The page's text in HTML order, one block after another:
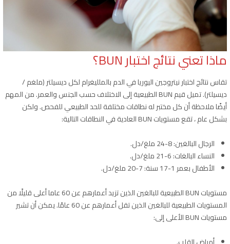
ماذا تعني نتائج اختبار BUN؟
تقاس نتائج اختبار نيتروجين اليوريا في الدم بالملليغرام لكل ديسيلتر (ملغم /
ديسيلتر). تميل قيم BUN الطبيعية إلى الاختلاف حسب الجنس والعمر. من المهم
أيضًا ملاحظة أن كل مختبر له نطاقات مختلفة للحد الطبيعي للفحص. ولكن
بشكل عام ، تقع مستويات BUN العادية في النطاقات التالية:
الرجال البالغين: 8-24 ملغ/دل.
النساء البالغات: 6-21 ملغ/دل.
الأطفال بعمر 1-17 سنة: 7-20 ملغ/دل.
مستويات BUN الطبيعية للبالغين الذين تزيد أعمارهم عن 60 عاما أعلى قليلًا من
المستويات الطبيعية للبالغين الذين تقل أعمارهم عن 60 عامًا. يمكن أن تشير
مستويات BUN الأعلى إلى: